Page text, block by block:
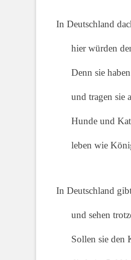
In Deutschland
hier würden
Denn sie
und tragen sie
Hunde und
leben wie
In Deutschland
und sehen
Sollen sie den